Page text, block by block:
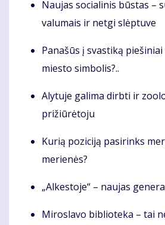
Naujas socialinis būstas –
va­lu­mais ir net­gi slėp­tu­ve
Pa­na­šūs į svas­ti­ką
mies­to sim­bo­lis?..
Alytuje galima dirbti ir
prižiūrėtoju
Ku­rią po­zi­ci­ją pa­si­rinks
me­rie­nės?
„Al­kes­to­je“ – nau­jas
Mi­ros­la­vo bib­lio­te­ka – tai